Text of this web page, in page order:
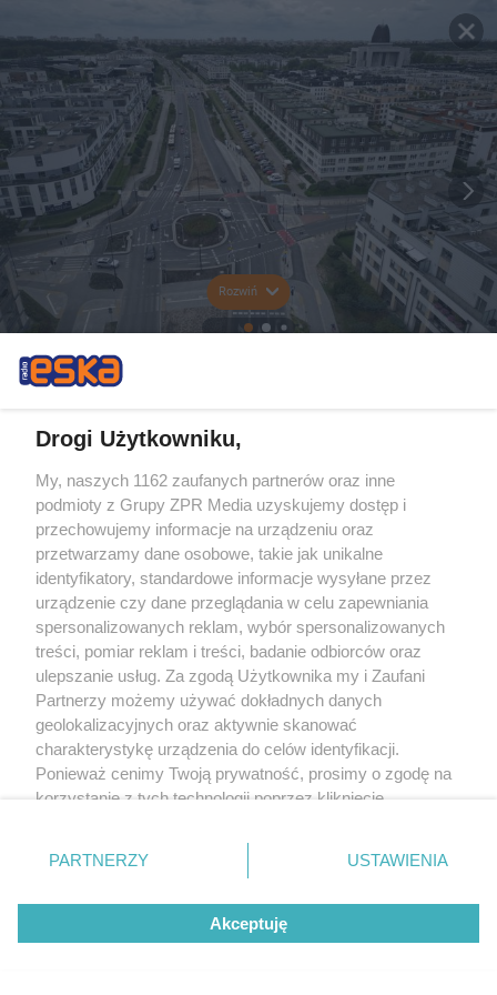
Rozwiń
Drogi Użytkowniku,
My, naszych 1162 zaufanych partnerów oraz inne
podmioty z Grupy ZPR Media uzyskujemy dostęp i
przechowujemy informacje na urządzeniu oraz
przetwarzamy dane osobowe, takie jak unikalne
identyfikatory, standardowe informacje wysyłane przez
urządzenie czy dane przeglądania w celu zapewniania
spersonalizowanych reklam, wybór spersonalizowanych
treści, pomiar reklam i treści, badanie odbiorców oraz
ulepszanie usług. Za zgodą Użytkownika my i Zaufani
Partnerzy możemy używać dokładnych danych
geolokalizacyjnych oraz aktywnie skanować
charakterystykę urządzenia do celów identyfikacji.
Ponieważ cenimy Twoją prywatność, prosimy o zgodę na
korzystanie z tych technologii poprzez kliknięcie
zmienić/wycofać klikając przycisk ustawień prywatności
znajdujący się w lewym dolnym rogu strony
rodzaje przetwarzania danych nie wymagają zgody
użytkownika, ale masz prawo sprzeciwić się takiemu
przetwarzaniu. Preferencje będą miały zastosowanie tylko
PARTNERZY USTAWIENIA
Akceptuję